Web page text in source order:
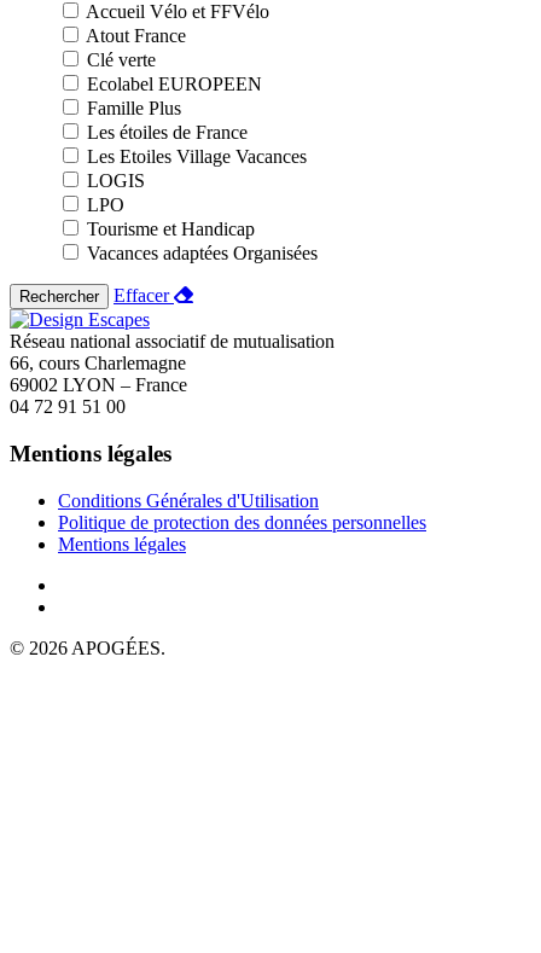
Accueil Vélo et FFVélo
Atout France
Clé verte
Ecolabel EUROPEEN
Famille Plus
Les étoiles de France
Les Etoiles Village Vacances
LOGIS
LPO
Tourisme et Handicap
Vacances adaptées Organisées
Rechercher Effacer
Réseau national associatif de mutualisation
66, cours Charlemagne
69002 LYON – France
04 72 91 51 00
Mentions légales
Conditions Générales d'Utilisation
Politique de protection des données personnelles
Mentions légales
© 2026 APOGÉES.